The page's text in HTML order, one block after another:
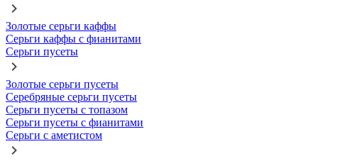
Золотые серьги каффы
Серьги каффы с фианитами
Серьги пусеты
Золотые серьги пусеты
Серебряные серьги пусеты
Серьги пусеты с топазом
Серьги пусеты с фианитами
Серьги с аметистом